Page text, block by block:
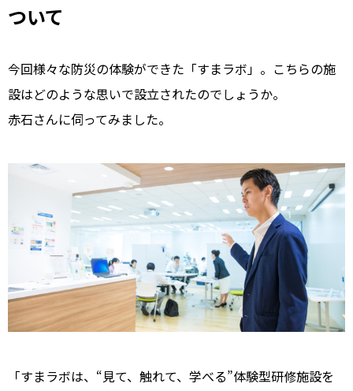
ついて
今回様々な防災の体験ができた「すまラボ」。こちらの施
設はどのような思いで設立されたのでしょうか。
赤石さんに伺ってみました。
「すまラボは、“見て、触れて、学べる”体験型研修施設を